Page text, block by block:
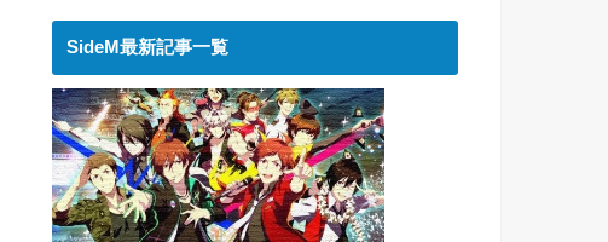
SideM最新記事一覧